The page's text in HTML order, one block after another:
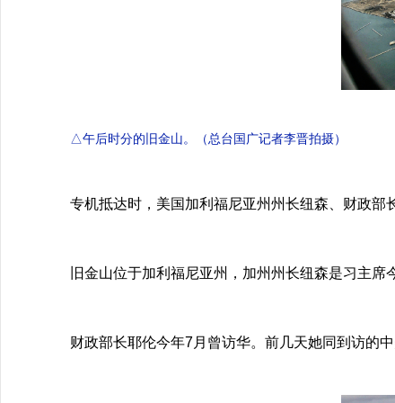
△午后时分的旧金山。（总台国广记者李晋拍摄）
专机抵达时，美国加利福尼亚州州长纽森、财政部长
旧金山位于加利福尼亚州，加州州长纽森是习主席
财政部长耶伦今年7月曾访华。前几天她同到访的中